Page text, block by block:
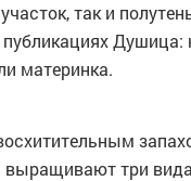
так и
материнка.
выращивают три